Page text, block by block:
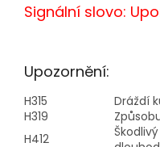
Signální slovo:
Upozornění:
H315
Dráždí
H319
H412